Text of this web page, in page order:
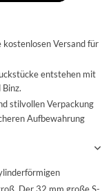
Versand für
entstehen mit
stilvollen Verpackung
Aufbewahrung